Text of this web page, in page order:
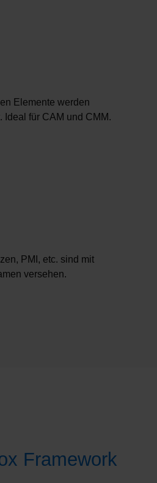
Elemente werden
Ideal für CAM und CMM.
PMI, etc. sind mit
versehen.
Framework